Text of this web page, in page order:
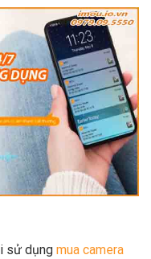
sử dụng mua camera